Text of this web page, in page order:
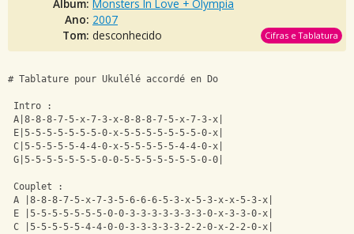
Álbum: Monsters In Love + Olympia
Ano: 2007
Tom: desconhecido Cifras e Tablatura
# Tablature pour Ukulélé accordé en Do
Intro :
A|8-8-8-7-5-x-7-3-x-8-8-8-7-5-x-7-3-x|
E|5-5-5-5-5-5-5-0-x-5-5-5-5-5-5-5-0-x|
C|5-5-5-5-5-4-4-0-x-5-5-5-5-5-4-4-0-x|
G|5-5-5-5-5-5-5-0-0-5-5-5-5-5-5-5-0-0|
Couplet :
A |8-8-8-7-5-x-7-3-5-6-6-6-5-3-x-5-3-x-x-5-3-x|
E |5-5-5-5-5-5-5-0-0-3-3-3-3-3-3-3-0-x-3-3-0-x|
C |5-5-5-5-5-4-4-0-0-3-3-3-3-3-2-2-0-x-2-2-0-x|